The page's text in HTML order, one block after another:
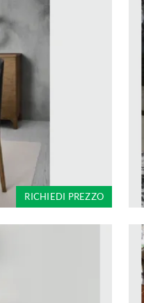
RICHIEDI PREZZO